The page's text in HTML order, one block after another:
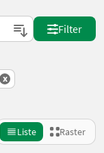
Filter
x
Liste Raster